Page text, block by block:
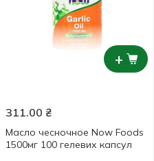
+
311.00 ₴
Масло чесночное Now Foods
1500мг 100 гелевих капсул